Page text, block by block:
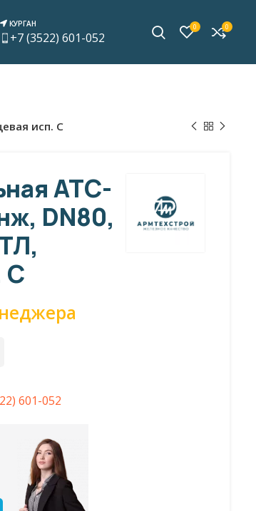
КУРГАН
+7 (3522) 601-052
0 0
исп. С
АТС-
DN80,
С
601-052